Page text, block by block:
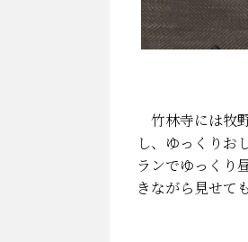
竹林寺には牧
し、ゆっくりお
ランでゆっくり
きながら見せて